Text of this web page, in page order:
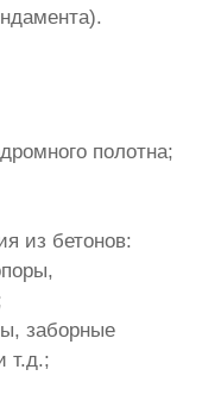
полотна;
из бетонов:
заборные
т.д.;